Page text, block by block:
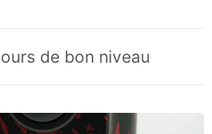
de bon niveau